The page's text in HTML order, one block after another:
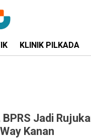
KLINIK PILKADA
Jadi
Kanan